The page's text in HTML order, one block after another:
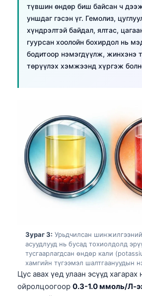
түвшин өндөр биш байсан ч
уншдаг гэсэн үг. Гемолиз,
хүндрэлтэй байдал, ялтас,
гуурсан хоолойн бохирдол нь
бодитоор нэмэгдүүлж, жинхэнэ
төрүүлэх хэмжээнд хүргэж
Зураг 3: Урьдчилсан
асуудлууд нь бусад тохиолдолд
тусгаарлагдсан өндөр кали
хамгийн түгээмэл шалтгаануудын
Цус авах үед улаан эсүүд хагарах
ойролцоогоор 0.3-1.0 ммоль/Л-